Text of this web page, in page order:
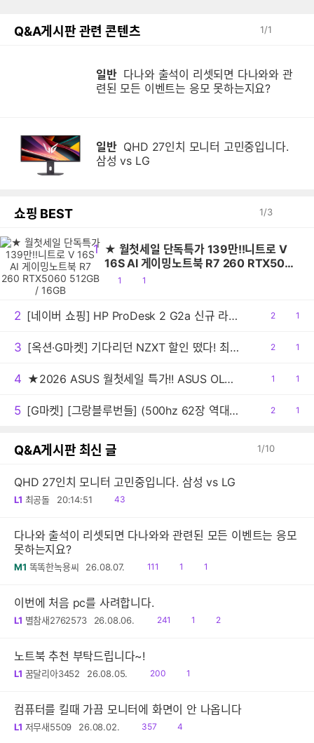
Q&A게시판 관련 콘텐츠 1/1
일반
련된 모든 이벤트는 응모 못하는지요?
일반
삼성 vs LG
쇼핑 BEST 1/3
1 ★ 월첫세일 단독특가 139만!!니트로 V
16S AI 게이밍노트북 R7 260 RTX5060
512GB / 16GB
공1
댓1
2 [네이버 쇼핑] HP ProDesk 2 G2a 신규 라인업 출시 [DG1T7PT / 1,299,000원 ＆ DG1T5PT / 1,469,000원 ＆ DG1Q4PT / 1,599,000원]
공
2
댓1
3 [옥션·G마켓] 기다리던 NZXT 할인 떴다! 최대 22%+추가선물혜택까지!
공
2
댓1
4 ★2026 ASUS 월첫세일 특가!! ASUS OLED 젠북 A16 UX3607QA 4가지 시리즈
공1
댓1
5 [G마켓] [그랑블루번들] (500hz 62장 역대가) MSI MAG 272QP QD-OLED X50 WQHD 500 모니터 (최종:620,160원)
공
2
댓1
Q&A게시판 최신 글 1/10
QHD 27인치 모니터 고민중입니다. 삼성 vs LG
L1 최공돌 20:14:51
읽
43
다나와 출석이 리셋되면 다나와와 관련된 모든 이벤트는 응모
못하는지요?
M1 똑똑한녹용씨 26.08.07.
읽
111
공1
댓1
이번에 처음 pc를 사려합니다.
L1 별참새2762573 26.08.06.
읽
241
공1
댓
2
노트북 추천 부탁드립니다~!
L1 꿈달리아3452 26.08.05.
읽
200
댓1
컴퓨터를 킬때 가끔 모니터에 화면이 안 나옵니다
L1 저무새5509 26.08.02.
읽
357
댓
4